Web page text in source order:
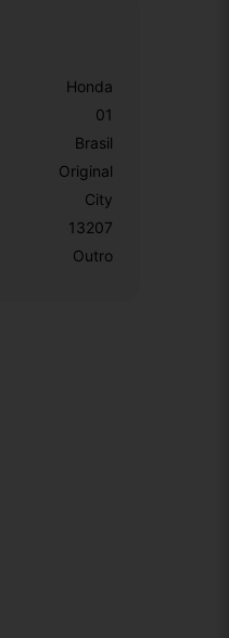
Honda
01
Brasil
Original
City
13207
Outro